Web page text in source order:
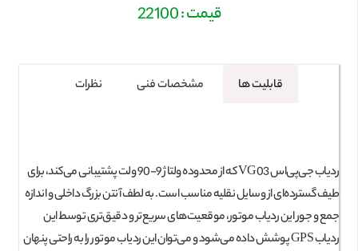
قیمت : 22100
قابلیت ها مشخصات فنی نظرات
ردیاب جی‌پی‌اس VG03 که از محدوده ولتاژ 9-90 ولت پشتیبانی می‌کند، برای
طیف گسترده‌ای از وسایل نقلیه مناسب است. به لطف آنتن بزرگ داخلی و اندازه
جمع و جور این ردیاب موتور، موقعیت‌های سریع‌تر و دقیق‌تری توسط این
ردیاب GPS پوشش داده می‌شود و می‌توان این ردیاب موتور را به راحتی پنهان